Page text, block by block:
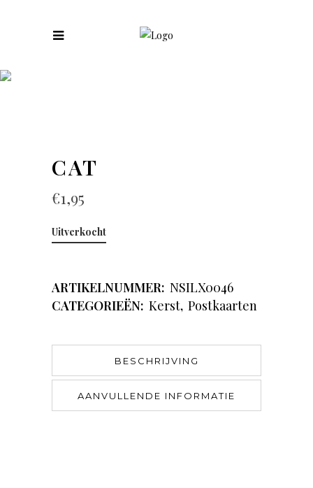
CAT
€1,95
Uitverkocht
ARTIKELNUMMER: NSILX0046
CATEGORIEËN: Kerst, Postkaarten
BESCHRIJVING
AANVULLENDE INFORMATIE